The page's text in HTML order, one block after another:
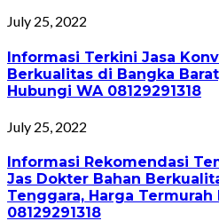
July 25, 2022
Informasi Terkini Jasa
Berkualitas di Bangka
Hubungi WA 08129291318
July 25, 2022
Informasi Rekomendasi
Jas Dokter Bahan
Tenggara, Harga Termurah
08129291318